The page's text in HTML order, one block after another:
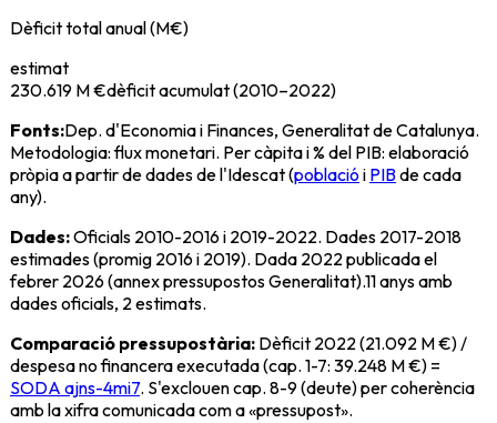
Dèficit total anual (M€)
estimat
230.619 M €dèficit acumulat (2010–2022)
Fonts:Dep. d'Economia i Finances, Generalitat de Catalunya.
Metodologia: flux monetari. Per càpita i % del PIB: elaboració
pròpia a partir de dades de l'Idescat (població i PIBde cada
any).
Dades:Oficials 2010-2016 i 2019-2022. Dades 2017-2018
estimades (promig 2016 i 2019). Dada 2022 publicada el
febrer 2026 (annex pressupostos Generalitat).11anys amb
dades oficials, 2 estimats.
Comparació pressupostària: Dèficit 2022 (21.092 M €) /
despesa no financera executada (cap. 1-7: 39.248 M €) =
SODA ajns-4mi7. S'exclouen cap. 8-9 (deute) per coherència
amb la xifra comunicada com a «pressupost».